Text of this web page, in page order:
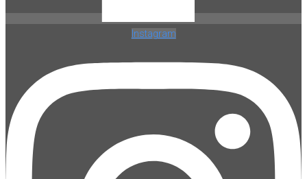
Instagram